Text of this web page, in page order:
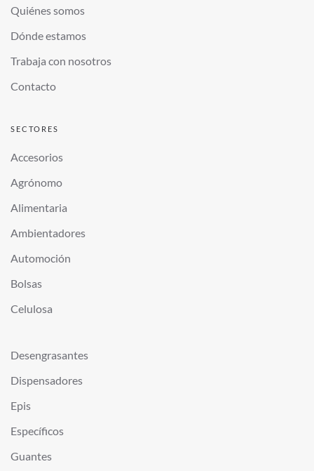
Quiénes somos
Dónde estamos
Trabaja con nosotros
Contacto
SECTORES
Accesorios
Agrónomo
Alimentaria
Ambientadores
Automoción
Bolsas
Celulosa
Desengrasantes
Dispensadores
Epis
Específicos
Guantes